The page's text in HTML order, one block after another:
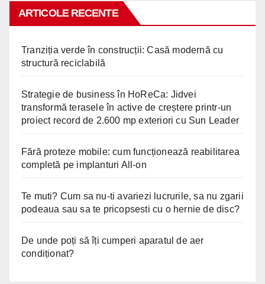
ARTICOLE RECENTE
Tranziția verde în construcții: Casă modernă cu
structură reciclabilă
Strategie de business în HoReCa: Jidvei
transformă terasele în active de creștere printr-un
proiect record de 2.600 mp exteriori cu Sun Leader
Fără proteze mobile: cum funcționează reabilitarea
completă pe implanturi All-on
Te muti? Cum sa nu-ti avariezi lucrurile, sa nu zgarii
podeaua sau sa te pricopsesti cu o hernie de disc?
De unde poți să îți cumperi aparatul de aer
condiționat?